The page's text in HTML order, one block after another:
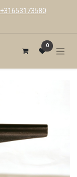
+31653173580
0